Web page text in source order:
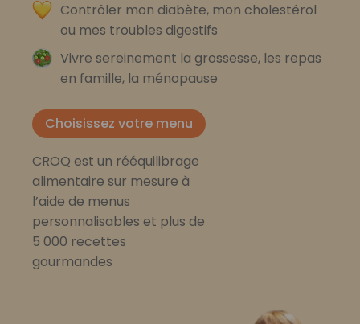
Contrôler mon diabète, mon cholestérol
ou mes troubles digestifs
Vivre sereinement la grossesse, les repas
en famille, la ménopause
Choisissez votre menu
CROQ est un rééquilibrage
alimentaire sur mesure à
l’aide de menus
personnalisables et plus de
5 000 recettes
gourmandes